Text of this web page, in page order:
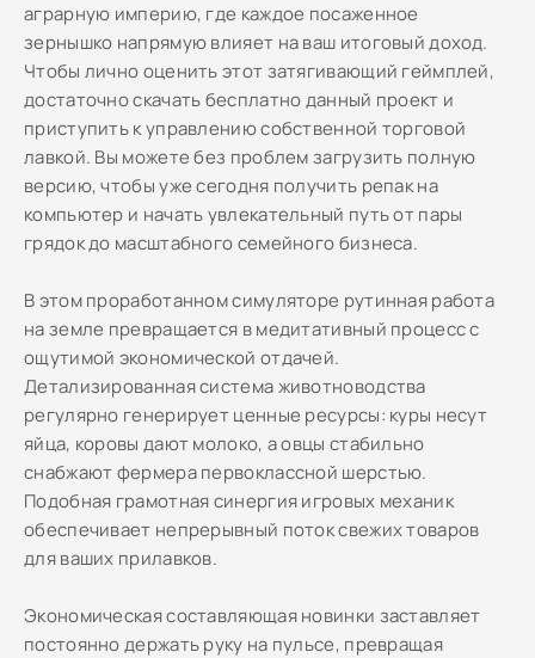
аграрную империю, где каждое посаженное
зернышко напрямую влияет на ваш итоговый доход.
Чтобы лично оценить этот затягивающий геймплей,
достаточно скачать бесплатно данный проект и
приступить к управлению собственной торговой
лавкой. Вы можете без проблем загрузить полную
версию, чтобы уже сегодня получить репак на
компьютер и начать увлекательный путь от пары
грядок до масштабного семейного бизнеса.
В этом проработанном симуляторе рутинная работа
на земле превращается в медитативный процесс с
ощутимой экономической отдачей.
Детализированная система животноводства
регулярно генерирует ценные ресурсы: куры несут
яйца, коровы дают молоко, а овцы стабильно
снабжают фермера первоклассной шерстью.
Подобная грамотная синергия игровых механик
обеспечивает непрерывный поток свежих товаров
для ваших прилавков.
Экономическая составляющая новинки заставляет
постоянно держать руку на пульсе, превращая